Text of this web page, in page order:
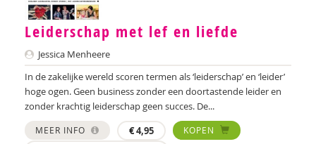
Fanny Cattenstart
Renilde Claesen
Diederik De Clercq
Wilmie Colbers
Tom Compaijen
Leiderschap met lef en liefde
Jessica Menheere
In de zakelijke wereld scoren termen als ‘leiderschap’ en ‘leider’
hoge ogen. Geen business zonder een doortastende leider en
zonder krachtig leiderschap geen succes. De...
MEER INFO €4,95
KOPEN